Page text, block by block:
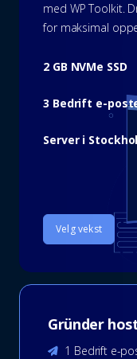
med WP Toolkit.
for maksimal
2 GB NVMe SSD
3 Bedrift e-
Server i
Velg vekst
Gründer
1 Bedrift e-